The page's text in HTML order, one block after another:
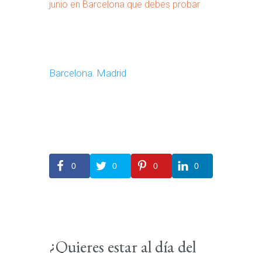
junio en Barcelona que debes probar
Barcelona, Madrid
0 0 0 0
¿Quieres estar al día del